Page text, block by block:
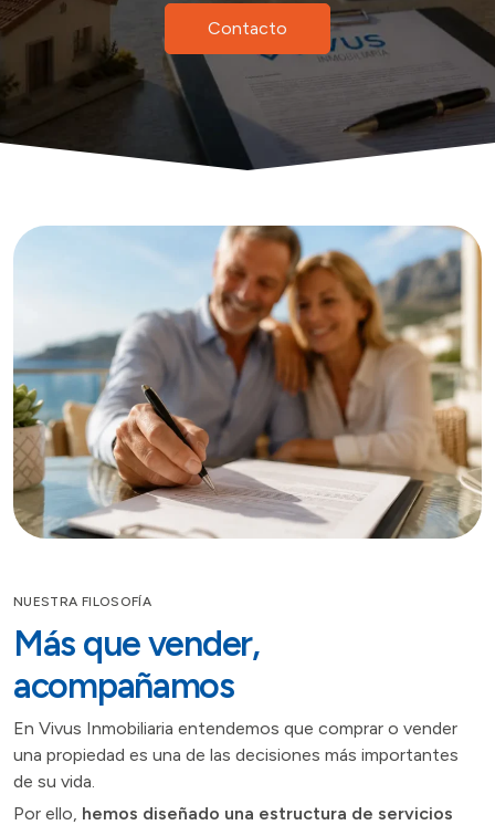
Contacto
NUESTRA FILOSOFÍA
Más que vender,
acompañamos
En Vivus Inmobiliaria entendemos que comprar o vender
una propiedad es una de las decisiones más importantes
de su vida.
Por ello, hemos diseñado una estructura de servicios